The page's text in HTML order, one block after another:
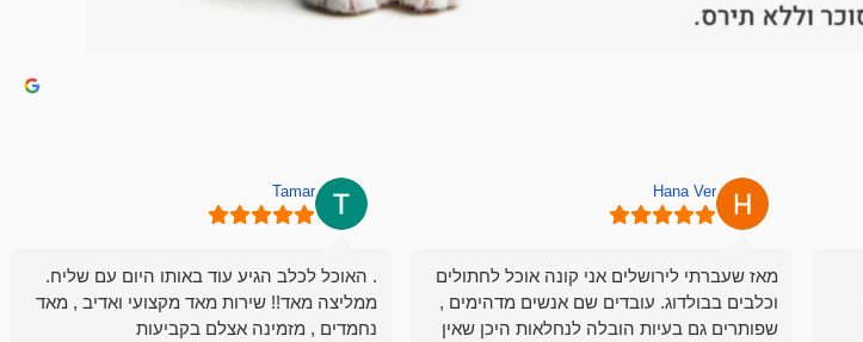
Hana Ver
מאז שעברתי לירושלים אני קונה אוכל לחתולים
וכלבים בבולדוג. עובדים שם אנשים מדהימים ,
שפותרים גם בעיות הובלה לנחלאות היכן שאין
Tamar
. האוכל לכלב הגיע עוד באותו היום עם שליח.
ממליצה מאד!! שירות מאד מקצועי ואדיב , מאד
נחמדים , מזמינה אצלם בקביעות